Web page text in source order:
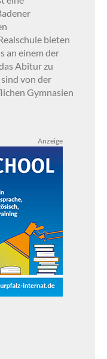
bieten
an einem der
Abitur zu
von der
Gymnasien
Anzeige